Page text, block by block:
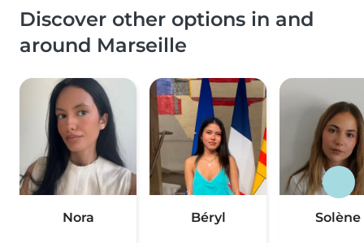
Discover other options in and
around Marseille
Nora Béryl Solène